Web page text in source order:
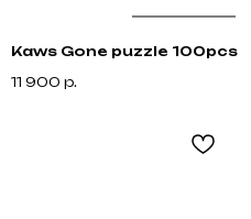
Kaws Gone puzzle 100pcs
11 900 р.